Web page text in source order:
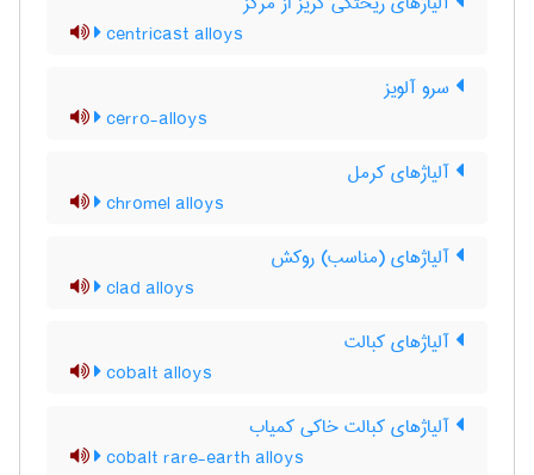
centricast alloys
سرو آلویز
cerro-alloys
آلیاژهای کرمل
chromel alloys
آلیاژهای (مناسب) روکش
clad alloys
آلیاژهای کبالت
cobalt alloys
آلیاژهای کبالت خاکی کمیاب
cobalt rare-earth alloys